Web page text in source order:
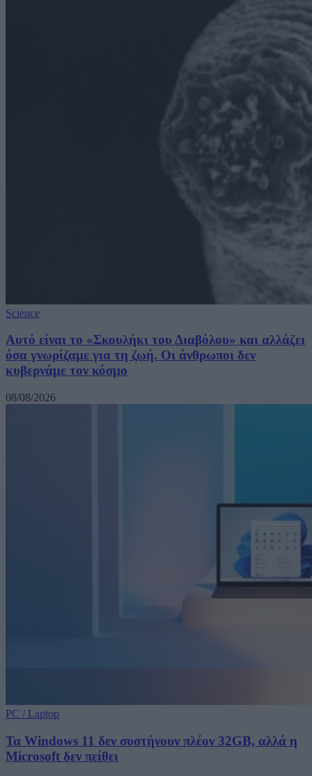
Science
Αυτό είναι το «Σκουλήκι του Διαβόλου» και αλλάζει
όσα γνωρίζαμε για τη ζωή. Οι άνθρωποι δεν
κυβερνάμε τον κόσμο
08/08/2026
PC / Laptop
Τα Windows 11 δεν συστήνουν πλέον 32GB, αλλά η
Microsoft δεν πείθει